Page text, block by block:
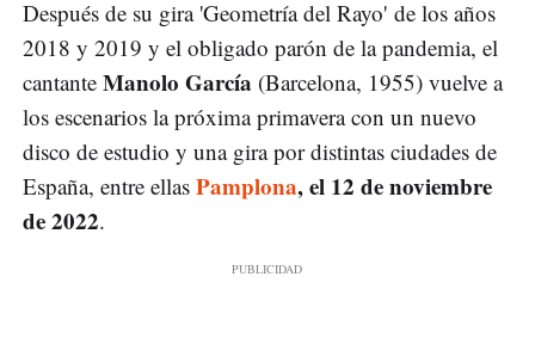
Después de su gira 'Geometría del Rayo' de los años
2018 y 2019 y el obligado parón de la pandemia, el
cantante Manolo García (Barcelona, 1955) vuelve a
los escenarios la próxima primavera con un nuevo
disco de estudio y una gira por distintas ciudades de
España, entre ellas Pamplona, el 12 de noviembre
de 2022.